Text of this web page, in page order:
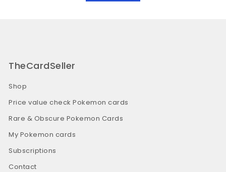
TheCardSeller
Shop
Price value check Pokemon cards
Rare & Obscure Pokemon Cards
My Pokemon cards
Subscriptions
Contact